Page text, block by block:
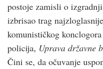
postoje zamisli o
izbrisao trag
komunističkog
policija, Uprava državne
Čini se, da očuvanje